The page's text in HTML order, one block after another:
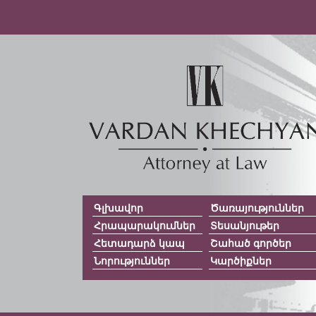
Գլխավոր
Ծառայություններ
Հրապարակումներ
Տեսանյութեր
Հետադարձ կապ
Շահած գործեր
Նորություններ
Կարծիքներ